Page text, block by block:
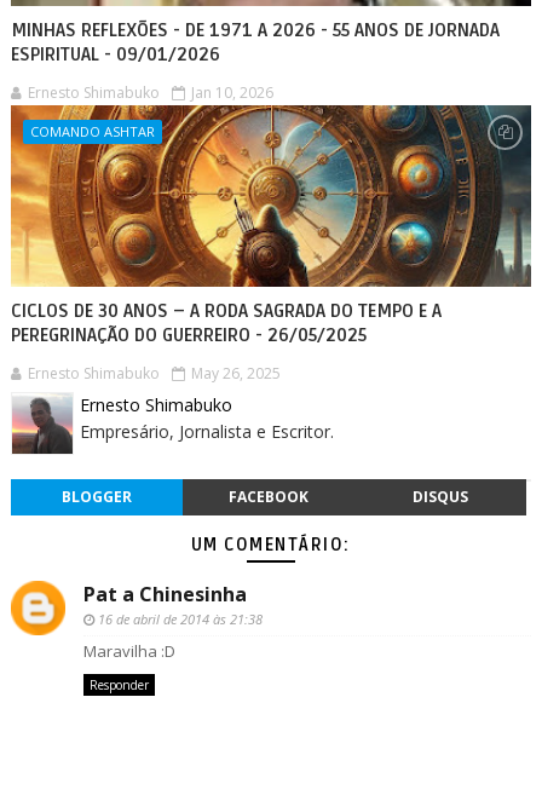
MINHAS REFLEXÕES - DE 1971 A 2026 - 55 ANOS DE JORNADA
ESPIRITUAL - 09/01/2026
Ernesto Shimabuko Jan 10, 2026
COMANDO ASHTAR
CICLOS DE 30 ANOS – A RODA SAGRADA DO TEMPO E A
PEREGRINAÇÃO DO GUERREIRO - 26/05/2025
Ernesto Shimabuko May 26, 2025
Ernesto Shimabuko
Empresário, Jornalista e Escritor.
BLOGGER FACEBOOK DISQUS
UM COMENTÁRIO:
Pat a Chinesinha
16 de abril de 2014 às 21:38
Maravilha :D
Responder